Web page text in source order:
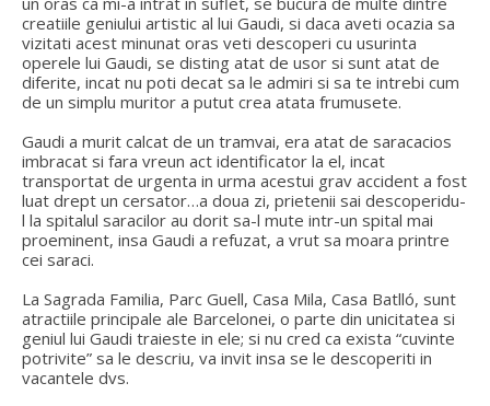
creatiile geniului artistic al lui Gaudi, si daca aveti ocazia sa
vizitati acest minunat oras veti descoperi cu usurinta
operele lui Gaudi, se disting atat de usor si sunt atat de
diferite, incat nu poti decat sa le admiri si sa te intrebi cum
de un simplu muritor a putut crea atata frumusete.
Gaudi a murit calcat de un tramvai, era atat de saracacios
imbracat si fara vreun act identificator la el, incat
transportat de urgenta in urma acestui grav accident a fost
luat drept un cersator…a doua zi, prietenii sai descoperidu-
l la spitalul saracilor au dorit sa-l mute intr-un spital mai
proeminent, insa Gaudi a refuzat, a vrut sa moara printre
cei saraci.
La Sagrada Familia, Parc Guell, Casa Mila, Casa Batlló, sunt
atractiile principale ale Barcelonei, o parte din unicitatea si
geniul lui Gaudi traieste in ele; si nu cred ca exista “cuvinte
potrivite” sa le descriu, va invit insa se le descoperiti in
vacantele dvs.